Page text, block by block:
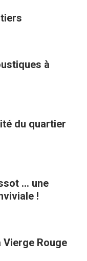
à
du quartier
... une
!
Rouge